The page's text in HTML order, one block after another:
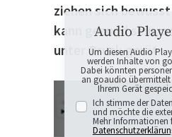
ziehen sich
kann gesund sein,
unter Druck gerät.
Audio
Um diesen Audio
werden Inhalte von
Dabei könnten
an goaudio
Ihrem Gerät
Ich stimme der
und möchte die
Mehr Informationen